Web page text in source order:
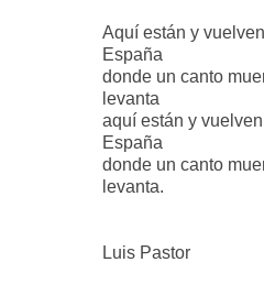
Aquí están y
España
donde un canto
levanta
aquí están y
España
donde un canto
levanta.
Luis Pastor